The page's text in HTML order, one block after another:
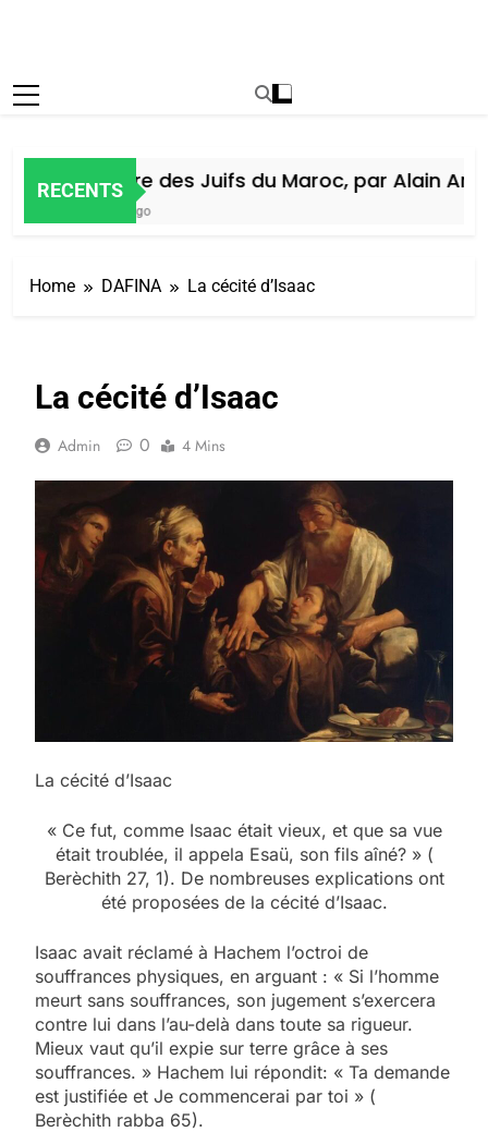
RECENTS
Histoire des Juifs du Maroc, par Alain Amiel
7 Jours Ago
Home DAFINA La cécité d’Isaac
La cécité d’Isaac
Admin 0 4 Mins
La cécité d’Isaac
« Ce fut, comme Isaac était vieux, et que sa vue
était troublée, il appela Esaü, son fils aîné? » (
Berèchith 27, 1). De nombreuses explications ont
été proposées de la cécité d’Isaac.
Isaac avait réclamé à Hachem l’octroi de
souffrances physiques, en arguant : « Si l’homme
meurt sans souffrances, son jugement s’exercera
contre lui dans l’au-delà dans toute sa rigueur.
Mieux vaut qu’il expie sur terre grâce à ses
souffrances. » Hachem lui répondit: « Ta demande
est justifiée et Je commencerai par toi » (
Berèchith rabba 65).